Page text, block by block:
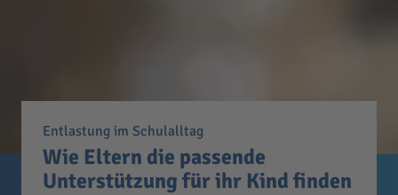
Entlastung im Schulalltag
Wie Eltern die passende
Unterstützung für ihr Kind finden